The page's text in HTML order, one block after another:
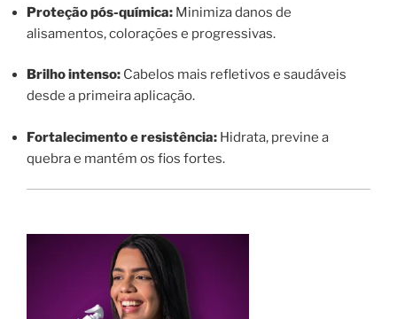
Proteção pós-química: Minimiza danos de
alisamentos, colorações e progressivas.
Brilho intenso: Cabelos mais refletivos e saudáveis
desde a primeira aplicação.
Fortalecimento e resistência: Hidrata, previne a
quebra e mantém os fios fortes.